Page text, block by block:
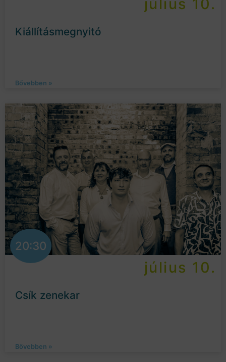
július 10.
Kiállításmegnyitó
Bővebben »
20:30
július 10.
Csík zenekar
Bővebben »